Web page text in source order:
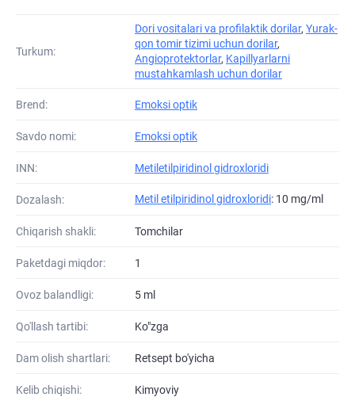
Turkum:
Dori vositalari va profilaktik dorilar, Yurak-
qon tomir tizimi uchun dorilar,
Angioprotektorlar, Kapillyarlarni
mustahkamlash uchun dorilar
Brend: Emoksi optik
Savdo nomi: Emoksi optik
INN: Metiletilpiridinol gidroxloridi
Dozalash: Metil etilpiridinol gidroxloridi: 10 mg/ml
Chiqarish shakli: Tomchilar
Paketdagi miqdor: 1
Ovoz balandligi: 5 ml
Qo'llash tartibi: Ko"zga
Dam olish shartlari: Retsept bo'yicha
Kelib chiqishi: Kimyoviy